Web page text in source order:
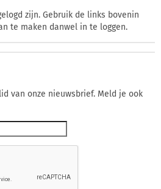
zijn. Gebruik de links bovenin
te maken danwel in te loggen.
van onze nieuwsbrief. Meld je ook